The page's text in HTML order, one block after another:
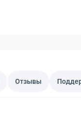
Отзывы